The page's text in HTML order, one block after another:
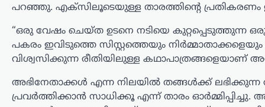
പറഞ്ഞു. എക്സിലൂടെയുള്ള താരത്തിന്റെ പ്രതികരണം
“ഒരു വേഷം ചെയ്ത ഉടനെ നടിയെ കുറ്റപ്പെടുത്തുന്ന
പകരം ഇവിടുത്തെ സിസ്റ്റത്തെയും
വിശ്വസിക്കുന്ന രീതിയിലുള്ള കഥാപാത്രങ്ങളെയാണ്
അഭിനേതാക്കൾ എന്ന നിലയിൽ തങ്ങൾക്ക്
പ്രവർത്തിക്കാൻ സാധിക്കൂ എന്ന് താരം
ന്യൂസ് ഡെസ്ക് ഓഗസ്റ്റ്‌ 6, 2026
2026 കോമൺവെൽത്ത് ഗെയിംസിൽ
പങ്കെടുത്ത ഉഗാണ്ടൻ ബോക്സിംഗ്
ടീമിലെ നാല് അംഗങ്ങളെ
സംഭവത്തിൽ യുകെ പൊലീസ്
അന്വേഷണം ആരംഭിച്ചതായി അറിയിച്ചു.